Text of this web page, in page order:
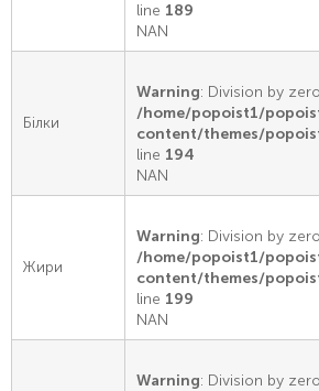
line 189
NAN
Білки
Warning: Division by
/home/popoist1/
content/themes/
line 194
NAN
Жири
Warning: Division by
/home/popoist1/
content/themes/
line 199
NAN
Warning: Division by